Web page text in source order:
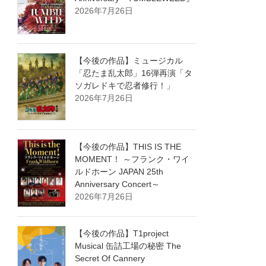
2026年7月26日
【今後の作品】ミュージカル
「忍たま乱太郎」16弾再演「タ
ソガレドキで忍者修行！」
2026年7月26日
【今後の作品】THIS IS THE
MOMENT！ ～フランク・ワイ
ルドホーン JAPAN 25th
Anniversary Concert～
2026年7月26日
【今後の作品】T1project
Musical 缶詰工場の秘密 The
Secret Of Cannery